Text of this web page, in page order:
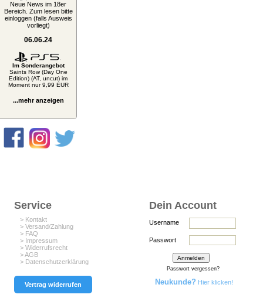
Neue News im 18er
Bereich. Zum lesen bitte
einloggen (falls Ausweis
vorliegt)
06.06.24
Im Sonderangebot
Saints Row (Day One
Edition) (AT, uncut) im
Moment nur 9,99 EUR
...mehr anzeigen
Service
> Kontakt
> Versand/Zahlung
> FAQ
> Impressum
> Widerrufsrecht
> AGB
> Datenschutzerklärung
Vertrag widerrufen
Dein Account
Username
Passwort
Passwort vergessen?
Neukunde? Hier klicken!